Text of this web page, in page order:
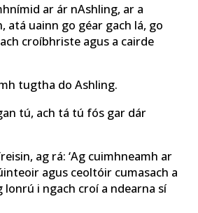
ar ár nAshling, ar a
atá uainn go géar gach lá, go
croíbhriste agus a cairde
tugtha do Ashling.
tú, ach tá tú fós gar dár
ag rá: ‘Ag cuimhneamh ar
agus ceoltóir cumasach a
lonrú i ngach croí a ndearna sí